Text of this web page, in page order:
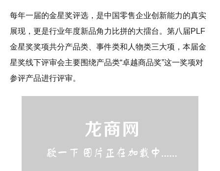
每年一届的金星奖评选，是中国零售企业创新能力的真实
展现，更是行业年度新品角力比拼的大擂台。第八届PLF
金星奖奖项共分产品类、事件类和人物类三大项，本届金
星奖线下评审会主要围绕产品类“卓越商品奖”这一奖项对
参评产品进行评审。